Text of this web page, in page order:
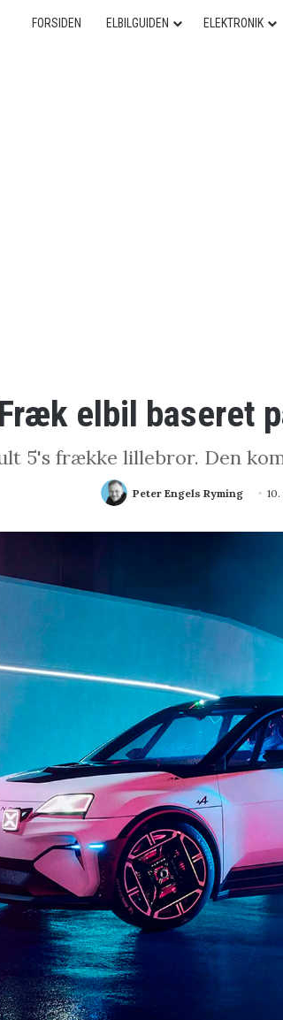
FORSIDEN ELBILGUIDEN ELEKTRONIK
Fræk elbil baseret
5's frække lillebror. Den
Peter Engels Ryming